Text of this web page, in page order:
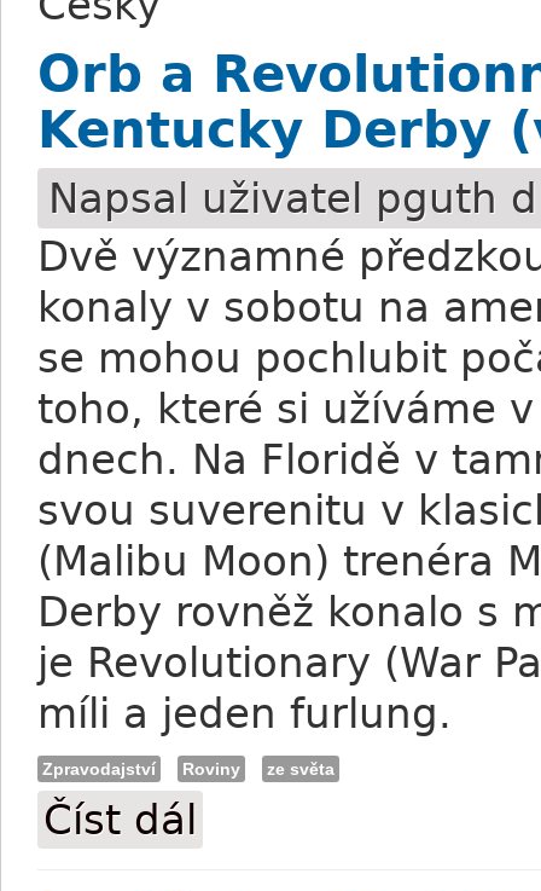
Orb a
Kentucky Derby
Napsal uživatel pguth
Dvě významné
konaly v sobotu na
se mohou pochlubit
toho, které si užíváme
dnech. Na Floridě v
svou suverenitu v
(Malibu Moon) trenéra
Derby rovněž konalo s
je Revolutionary (War
míli a jeden furlung.
Zpravodajství Roviny ze světa
Číst dál